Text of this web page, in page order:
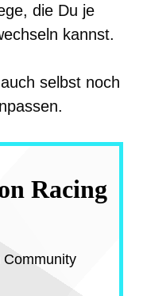
die Du je
kannst.
selbst noch
Racing
Community